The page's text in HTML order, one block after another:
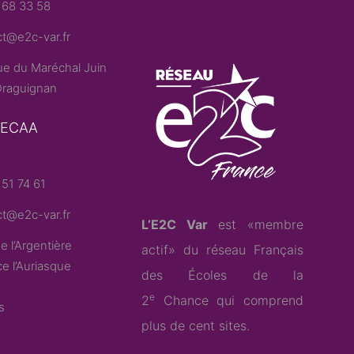
33 58
var.fr
du Maréchal Juin
74 61
var.fr
l’Argentière
l’Auriasque
L’E2C Varest «membre
actif» du réseau Français
des Écoles de la
2e Chancequi comprend
plus de cent sites.